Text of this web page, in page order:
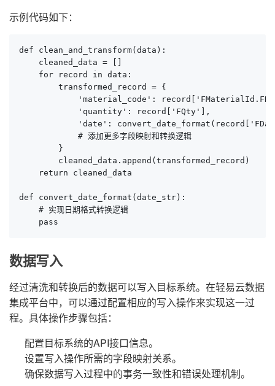
示例代码如下：
def clean_and_transform(data):
    cleaned_data = []
    for record in data:
        transformed_record = {
'material_code':
            'quantity': record['FQty'],
'date':
            # 添加更多字段映射和转换逻辑
        }
        cleaned_data.append(transformed_record)
    return cleaned_data
def convert_date_format(date_str):
    # 实现日期格式转换逻辑
    pass
数据写入
经过清洗和转换后的数据可以写入目标系统。在轻易云数据
集成平台中，可以通过配置相应的写入操作来实现这一过
程。具体操作步骤包括：
配置目标系统的API接口信息。
设置写入操作所需的字段映射关系。
确保数据写入过程中的事务一致性和错误处理机制。